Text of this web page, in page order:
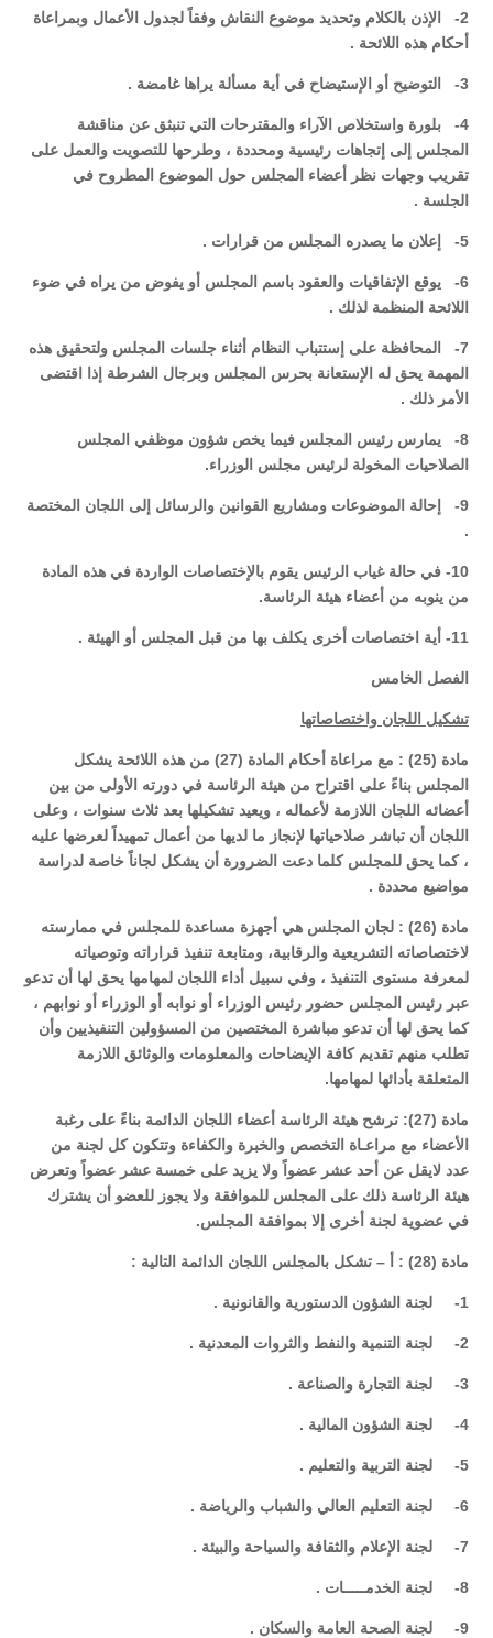
2- الإذن بالكلام وتحديد موضوع النقاش وفقاً لجدول الأعمال وبمراعاة
أحكام هذه اللائحة .
3- التوضيح أو الإستيضاح في أية مسألة يراها غامضة .
4- بلورة واستخلاص الآراء والمقترحات التي تنبثق عن مناقشة
المجلس إلى إتجاهات رئيسية ومحددة ، وطرحها للتصويت والعمل على
تقريب وجهات نظر أعضاء المجلس حول الموضوع المطروح في
الجلسة .
5- إعلان ما يصدره المجلس من قرارات .
6- يوقع الإتفاقيات والعقود باسم المجلس أو يفوض من يراه في ضوء
اللائحة المنظمة لذلك .
7- المحافظة على إستتباب النظام أثناء جلسات المجلس ولتحقيق هذه
المهمة يحق له الإستعانة بحرس المجلس وبرجال الشرطة إذا اقتضى
الأمر ذلك .
8- يمارس رئيس المجلس فيما يخص شؤون موظفي المجلس
الصلاحيات المخولة لرئيس مجلس الوزراء.
9- إحالة الموضوعات ومشاريع القوانين والرسائل إلى اللجان المختصة
.
10- في حالة غياب الرئيس يقوم بالإختصاصات الواردة في هذه المادة
من ينوبه من أعضاء هيئة الرئاسة.
11- أية اختصاصات أخرى يكلف بها من قبل المجلس أو الهيئة .
الفصل الخامس
تشكيل اللجان واختصاصاتها
مادة (25) : مع مراعاة أحكام المادة (27) من هذه اللائحة يشكل
المجلس بناءً على اقتراح من هيئة الرئاسة في دورته الأولى من بين
أعضائه اللجان اللازمة لأعماله ، ويعيد تشكيلها بعد ثلاث سنوات ، وعلى
اللجان أن تباشر صلاحياتها لإنجاز ما لديها من أعمال تمهيداً لعرضها عليه
، كما يحق للمجلس كلما دعت الضرورة أن يشكل لجاناً خاصة لدراسة
مواضيع محددة .
مادة (26) : لجان المجلس هي أجهزة مساعدة للمجلس في ممارسته
لاختصاصاته التشريعية والرقابية، ومتابعة تنفيذ قراراته وتوصياته
لمعرفة مستوى التنفيذ ، وفي سبيل أداء اللجان لمهامها يحق لها أن تدعو
عبر رئيس المجلس حضور رئيس الوزراء أو نوابه أو الوزراء أو نوابهم ،
كما يحق لها أن تدعو مباشرة المختصين من المسؤولين التنفيذيين وأن
تطلب منهم تقديم كافة الإيضاحات والمعلومات والوثائق اللازمة
المتعلقة بأدائها لمهامها.
مادة (27): ترشح هيئة الرئاسة أعضاء اللجان الدائمة بناءً على رغبة
الأعضاء مع مراعـاة التخصص والخبرة والكفاءة وتتكون كل لجنة من
عدد لايقل عن أحد عشر عضواً ولا يزيد على خمسة عشر عضواً وتعرض
هيئة الرئاسة ذلك على المجلس للموافقة ولا يجوز للعضو أن يشترك
في عضوية لجنة أخرى إلا بموافقة المجلس.
مادة (28) : أ – تشكل بالمجلس اللجان الدائمة التالية :
1- لجنة الشؤون الدستورية والقانونية .
2- لجنة التنمية والنفط والثروات المعدنية .
3- لجنة التجارة والصناعة .
4- لجنة الشؤون المالية .
5- لجنة التربية والتعليم .
6- لجنة التعليم العالي والشباب والرياضة .
7- لجنة الإعلام والثقافة والسياحة والبيئة .
8- لجنة الخدمـــــات .
9- لجنة الصحة العامة والسكان .